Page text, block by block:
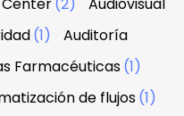
(1)
Auditoría
Farmacéuticas(1)
de flujos(1)